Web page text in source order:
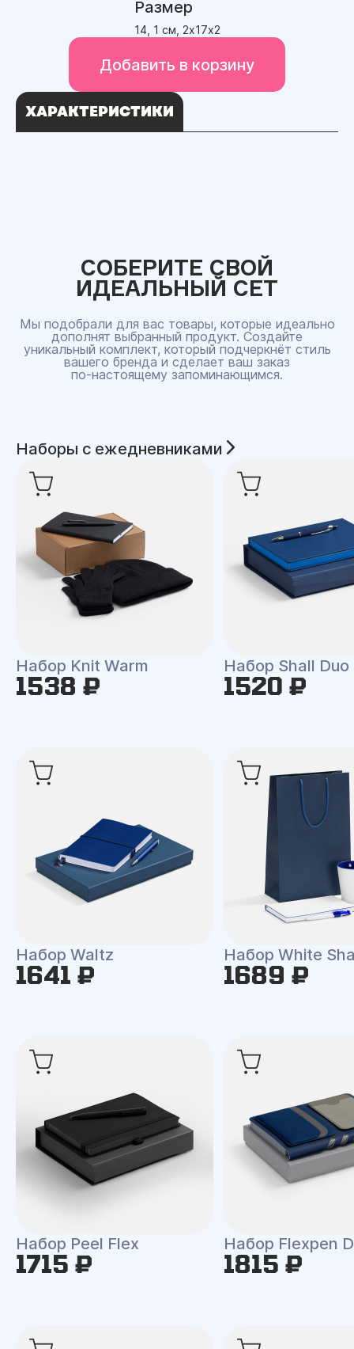
Размер
14, 1 см, 2х17х2
Добавить в корзину
ХАРАКТЕРИСТИКИ
СОБЕРИТЕ СВОЙ
ИДЕАЛЬНЫЙ СЕТ
Мы подобрали для вас товары, которые идеально
дополнят выбранный продукт. Создайте
уникальный комплект, который подчеркнёт стиль
вашего бренда и сделает ваш заказ
по‑настоящему запоминающимся.
Наборы с ежедневниками
Набор Knit Warm
1538 ₽
Набор Shall Duo
1520 ₽
Набор Waltz
1641 ₽
Набор White
1689 ₽
Набор Peel Flex
1715 ₽
Набор Flexpen
1815 ₽